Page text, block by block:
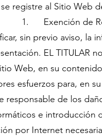
registre al Sitio Web
1. Exención de
sin previo aviso, la
EL TITULAR
Web, en su
esfuerzos para, en
responsable de los
e introducción
por Internet